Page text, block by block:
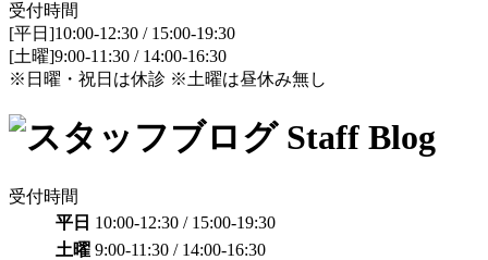
受付時間
[平日]10:00-12:30 / 15:00-19:30
[土曜]9:00-11:30 / 14:00-16:30
※日曜・祝日は休診 ※土曜は昼休み無し
受付時間
平日 10:00-12:30 / 15:00-19:30
土曜 9:00-11:30 / 14:00-16:30